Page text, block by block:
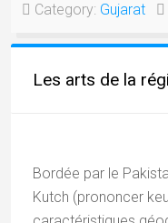
Category: Gujarat
Les arts de la
Bordée par le
Kutch (prononcer